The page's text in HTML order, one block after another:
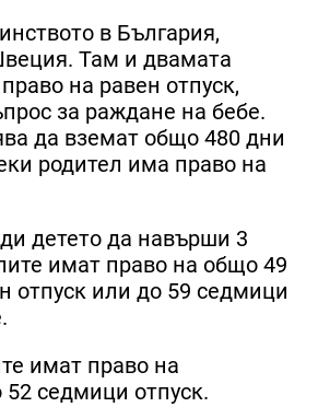
в България,
Там и двамата
на равен отпуск,
за раждане на бебе.
да вземат общо 480 дни
родител има право на
детето да навърши 3
имат право на общо 49
отпуск или до 59 седмици
имат право на
седмици отпуск.